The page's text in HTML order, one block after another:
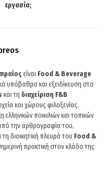
εργασία;
είναι Food & Beverage
υπόβαθρο και εξειδίκευση στο
και τη διαχείριση F&B
και χώρους φιλοξενίας.
ελληνικών ποικιλιών και τοπικών
την αρθρογραφία του,
τη διοικητική πλευρά του Food &
πρακτική στον κλάδο της